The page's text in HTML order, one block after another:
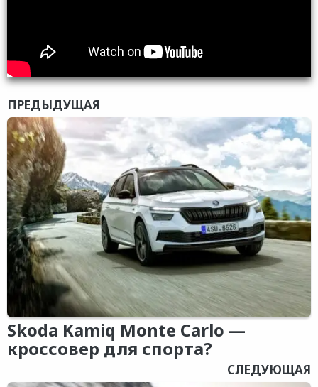
ПРЕДЫДУЩАЯ
Skoda Kamiq Monte Carlo —
кроссовер для спорта?
СЛЕДУЮЩАЯ